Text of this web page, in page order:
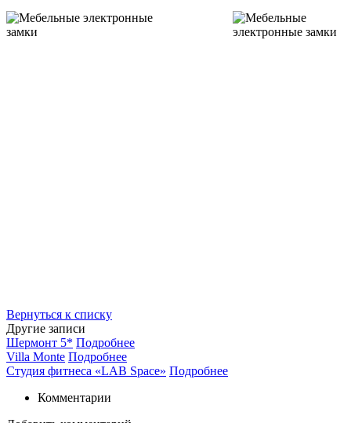
Вернуться к списку
Другие записи
Шермонт 5* Подробнее
Villa Monte Подробнее
Студия фитнеса «LAB Space» Подробнее
Комментарии